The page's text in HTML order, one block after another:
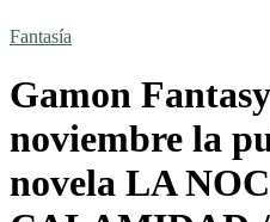
Fantasía
Gamon
noviembre la
novela LA